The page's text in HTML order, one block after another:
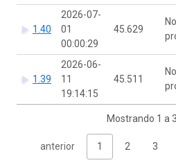
1.40
2026-07-
01
00:00:29
45.629
No
1.39
2026-06-
11
19:14:15
45.511
No
Mostrando 1 a
anterior 1 2 3